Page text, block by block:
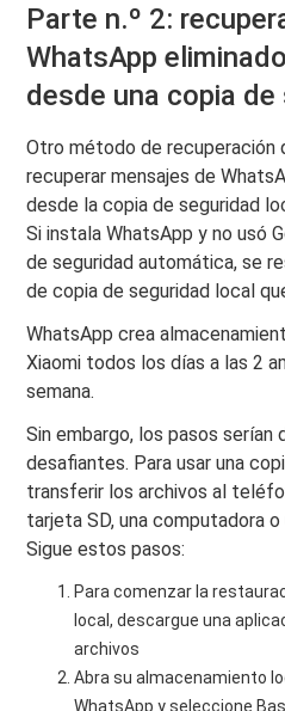
Parte n.º 2:
WhatsApp
desde una copia de
Otro método de recuperación
recuperar mensajes de
desde la copia de seguridad
Si instala WhatsApp y no usó
de seguridad automática, se
de copia de seguridad local
WhatsApp crea
Xiaomi todos los días a las 2
semana.
Sin embargo, los pasos
desafiantes. Para usar una
transferir los archivos al
tarjeta SD, una computadora
Sigue estos pasos:
Para comenzar la
local, descargue una
archivos
Abra su almacenamiento
WhatsApp y seleccione